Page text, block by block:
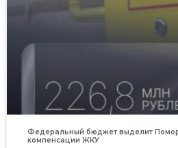
Федеральный бюджет выделит
компенсации ЖКУ